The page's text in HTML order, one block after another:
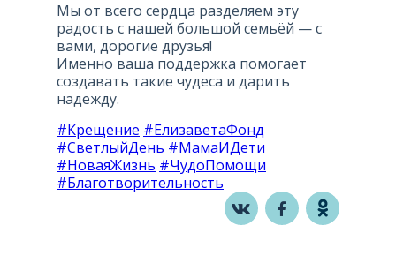
Мы от всего сердца разделяем эту
радость с нашей большой семьёй — с
вами, дорогие друзья!
Именно ваша поддержка помогает
создавать такие чудеса и дарить
надежду.
#Крещение #ЕлизаветаФонд
#СветлыйДень #МамаИДети
#НоваяЖизнь #ЧудоПомощи
#Благотворительность